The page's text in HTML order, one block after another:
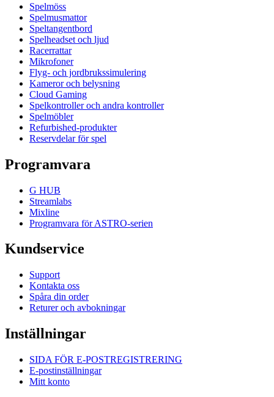
Spelmöss
Spelmusmattor
Speltangentbord
Spelheadset och ljud
Racerrattar
Mikrofoner
Flyg- och jordbrukssimulering
Kameror och belysning
Cloud Gaming
Spelkontroller och andra kontroller
Spelmöbler
Refurbished-produkter
Reservdelar för spel
Programvara
G HUB
Streamlabs
Mixline
Programvara för ASTRO-serien
Kundservice
Support
Kontakta oss
Spåra din order
Returer och avbokningar
Inställningar
SIDA FÖR E-POSTREGISTRERING
E-postinställningar
Mitt konto